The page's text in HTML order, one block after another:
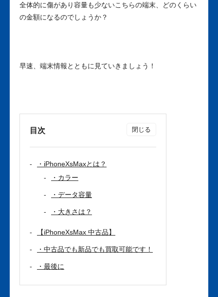
全体的に傷があり容量も少ないこちらの端末、どのくらい
の金額になるのでしょうか？
早速、端末情報とともに見ていきましょう！
目次
・iPhoneXsMaxとは？
・カラー
・データ容量
・大きさは？
【iPhoneXsMax 中古品】
・中古品でも新品でも買取可能です！
・最後に